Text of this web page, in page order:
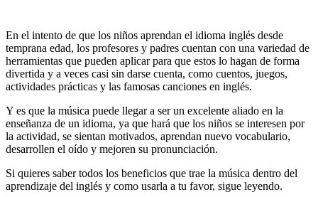
En el intento de que los niños aprendan el idioma inglés desde
temprana edad, los profesores y padres cuentan con una variedad de
herramientas que pueden aplicar para que estos lo hagan de forma
divertida y a veces casi sin darse cuenta, como cuentos, juegos,
actividades prácticas y las famosas canciones en inglés.
Y es que la música puede llegar a ser un excelente aliado en la
enseñanza de un idioma, ya que hará que los niños se interesen por
la actividad, se sientan motivados, aprendan nuevo vocabulario,
desarrollen el oído y mejoren su pronunciación.
Si quieres saber todos los beneficios que trae la música dentro del
aprendizaje del inglés y como usarla a tu favor, sigue leyendo.